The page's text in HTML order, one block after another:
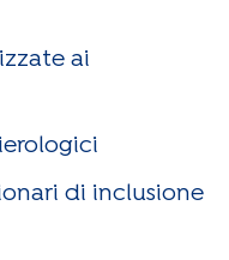
ai
di inclusione